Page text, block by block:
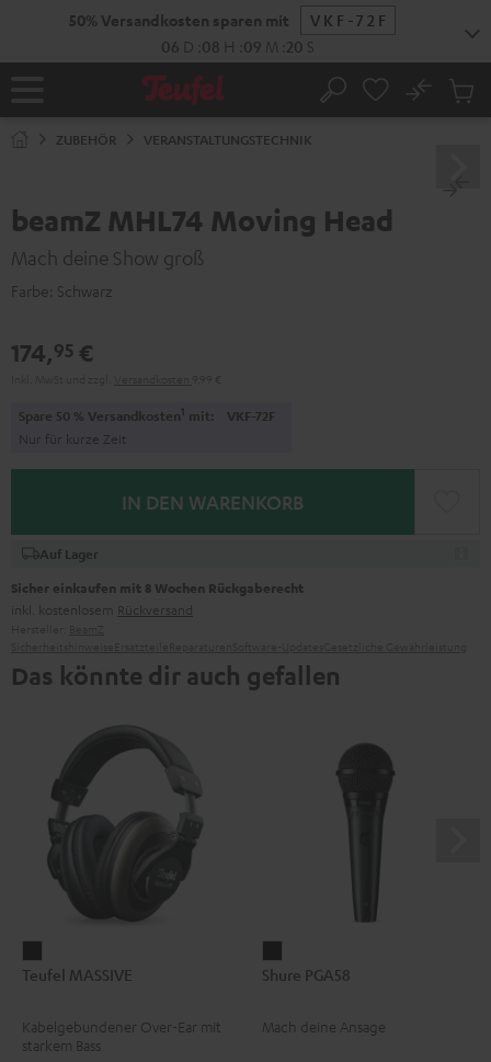
50% Versandkosten sparen mit
VKF-72F
06 D :08 H :09 M :19 S
Startseite Suche
No
ZUBEHÖR VERANSTALTUNGSTECHNIK
beamZ MHL74 Moving Head
Mach deine Show groß
Farbe: Schwarz
174,95 €
Spare 50 % Versandkosten1 mit: VKF-72F
Nur für kurze Zeit
IN DEN WARENKORB
Auf Lager
Sicher einkaufen mit 8 Wochen Rückgaberecht
inkl. kostenlosem Rückversand
Das könnte dir auch gefallen
MASSIVE
Teufel MASSIVE
Kabelgebundener Over-Ear mit
starkem Bass
PGA58
Shure PGA58
Mach deine Ansage